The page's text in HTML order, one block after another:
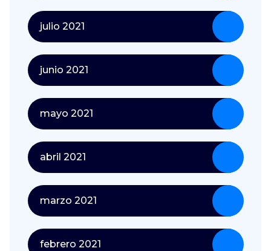
julio 2021
junio 2021
mayo 2021
abril 2021
marzo 2021
febrero 2021